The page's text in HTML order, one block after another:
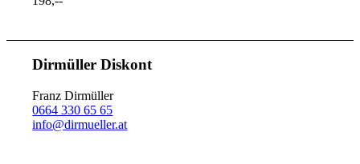
Dirmüller Diskont
Franz Dirmüller
0664 330 65 65
info@dirmueller.at